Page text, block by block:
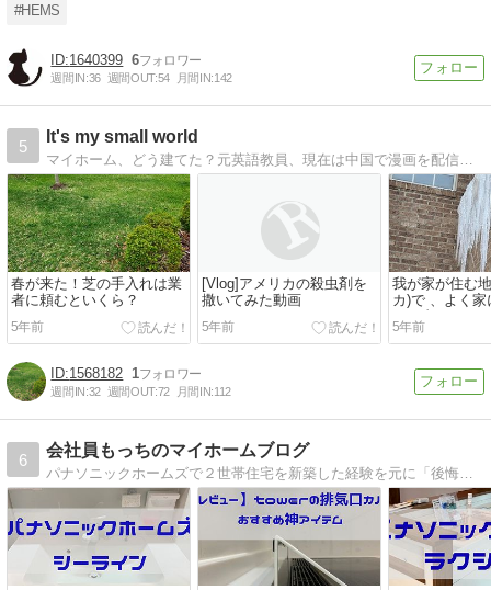
#HEMS
1640399 6
週間IN:36 週間OUT:54 月間IN:142
5
It's my small world
マイホーム、どう建てた？元英語教員、現在は中国で漫画を配信しています。2014年１月に男の子を出産。
春が来た！芝の手入れは業
者に頼むといくら？
5年前
[Vlog]アメリカの殺虫剤を
撒いてみた動画
5年前
我が家が住む
カ)で 、よく家
くる虫とは？
5年前
1568182 1
週間IN:32 週間OUT:72 月間IN:112
6
会社員もっちのマイホームブログ
パナソニックホームズで２世帯住宅を新築した経験を元に「後悔しない」「家事負担を減らす」「１００万円コストダウン」を目指した家づくりブログです。